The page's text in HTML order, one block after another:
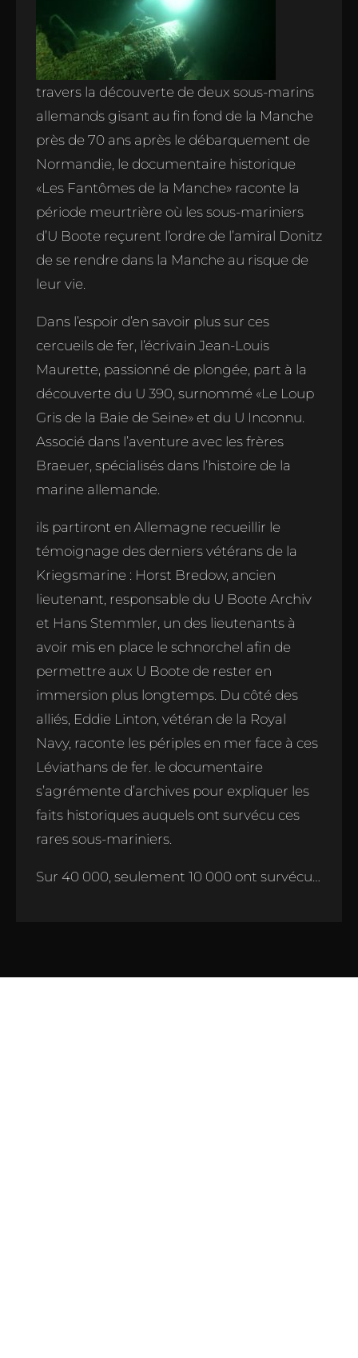
travers la découverte de deux sous-marins
allemands gisant au fin fond de la Manche
près de 70 ans après le débarquement de
Normandie, le documentaire historique
«Les Fantômes de la Manche» raconte la
période meurtrière où les sous-mariniers
d’U Boote reçurent l’ordre de l’amiral Donitz
de se rendre dans la Manche au risque de
leur vie.
Dans l’espoir d’en savoir plus sur ces
cercueils de fer, l’écrivain Jean-Louis
Maurette, passionné de plongée, part à la
découverte du U 390, surnommé «Le Loup
Gris de la Baie de Seine» et du U Inconnu.
Associé dans l’aventure avec les frères
Braeuer, spécialisés dans l’histoire de la
marine allemande.
ils partiront en Allemagne recueillir le
témoignage des derniers vétérans de la
Kriegsmarine : Horst Bredow, ancien
lieutenant, responsable du U Boote Archiv
et Hans Stemmler, un des lieutenants à
avoir mis en place le schnorchel afin de
permettre aux U Boote de rester en
immersion plus longtemps. Du côté des
alliés, Eddie Linton, vétéran de la Royal
Navy, raconte les périples en mer face à ces
Léviathans de fer. le documentaire
s’agrémente d’archives pour expliquer les
faits historiques auquels ont survécu ces
rares sous-mariniers.
Sur 40 000, seulement 10 000 ont survécu…